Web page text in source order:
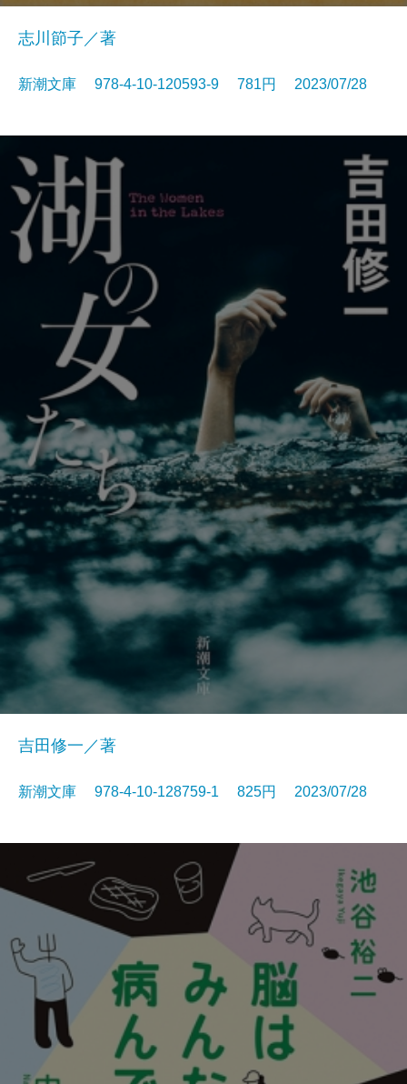
志川節子／著
新潮文庫 978-4-10-120593-9 781円 2023/07/28
吉田修一／著
新潮文庫 978-4-10-128759-1 825円 2023/07/28